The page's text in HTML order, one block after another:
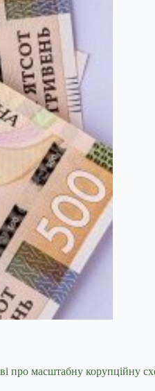
про масштабну корупційну